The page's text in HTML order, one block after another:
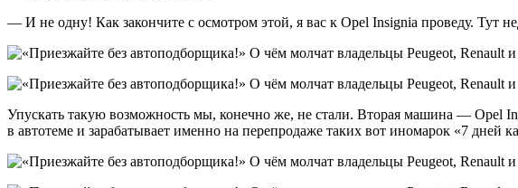
— И не одну! Как закончите с осмотром этой, я вас к Opel Insignia проведу. Тут
Упускать такую возможность мы, конечно же, не стали. Вторая машина — Opel
в автотеме и зарабатывает именно на перепродаже таких вот иномарок «7 дней